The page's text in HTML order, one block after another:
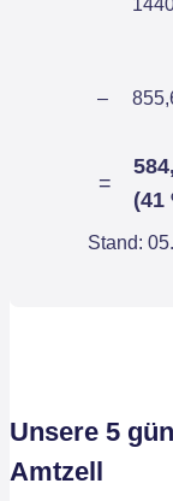
–
=
(41
Stand:
Unsere 5
Amtzell